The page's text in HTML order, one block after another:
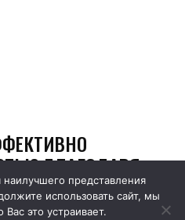
представления
использовать сайт, мы
Вас это устраивает.